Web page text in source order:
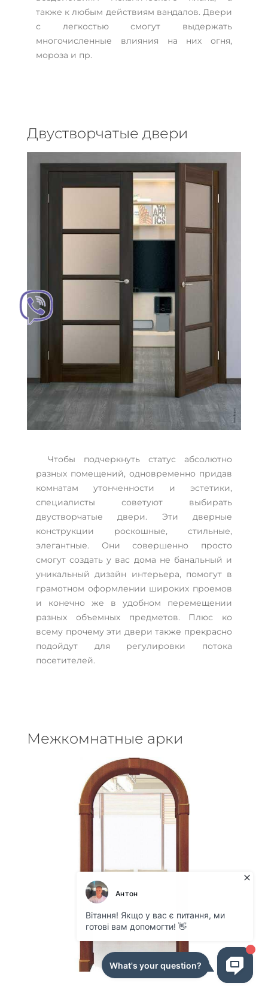
также к любым действиям вандалов. Двери
с легкостью смогут выдержать
многочисленные влияния на них огня,
мороза и пр.
Двустворчатые двери
Чтобы подчеркнуть статус абсолютно
разных помещений, одновременно придав
комнатам утонченности и эстетики,
специалисты советуют выбирать
двустворчатые двери. Эти дверные
конструкции роскошные, стильные,
элегантные. Они совершенно просто
смогут создать у вас дома не банальный и
уникальный дизайн интерьера, помогут в
грамотном оформлении широких проемов
и конечно же в удобном перемещении
разных объемных предметов. Плюс ко
всему прочему эти двери также прекрасно
подойдут для регулировки потока
посетителей.
Межкомнатные арки